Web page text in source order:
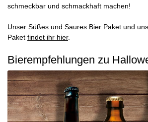
schmeckbar und schmackhaft machen!
Unser Süßes und Saures Bier Paket und
Paket findet ihr hier.
Bierempfehlungen zu